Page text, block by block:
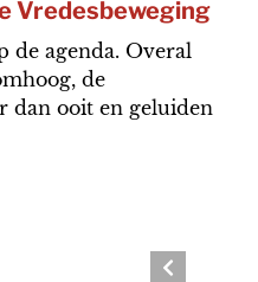
Vredesbeweging
de agenda. Overal
de
dan ooit en geluiden